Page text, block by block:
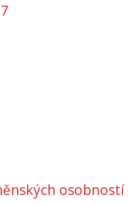
osobností